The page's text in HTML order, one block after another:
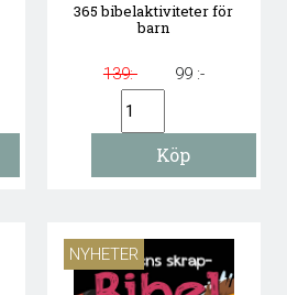
365 bibelaktiviteter för
barn
139:- 99 :-
NYHETER